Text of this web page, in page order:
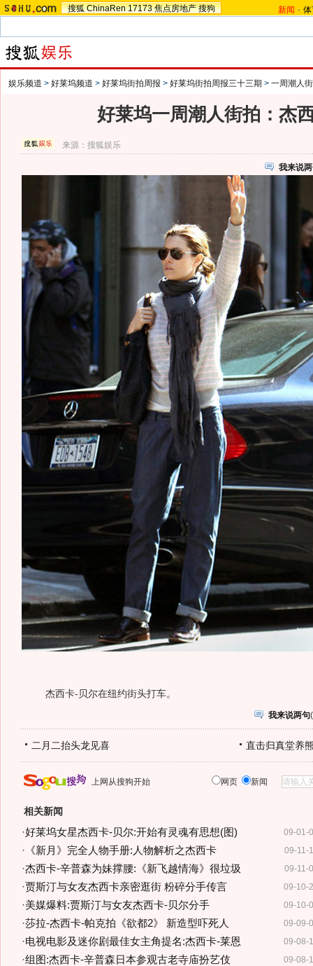
搜狐 ChinaRen 17173 焦点房地产 搜狗 新闻 -
娱乐频道 > 好莱坞频道 > 好莱坞街拍周报 > 好莱坞街拍周报三十三期 > 一周潮人
好莱坞一周潮人街拍：杰
来源：搜狐娱乐
我来说
杰西卡-贝尔在纽约街头打车。
我来说两句(
二月二抬头龙见喜 直击归真堂养
上网从搜狗开始 网页 新闻
相关新闻
09-01-
·好莱坞女星杰西卡-贝尔:开始有灵魂有思想(图)
09-11-
· 《新月》完全人物手册:人物解析之杰西卡
09-11-
·杰西卡-辛普森为妹撑腰:《新飞越情海》很垃圾
09-10-
·贾斯汀与女友杰西卡亲密逛街 粉碎分手传言
09-10-
·美媒爆料:贾斯汀与女友杰西卡-贝尔分手
09-09-
·莎拉-杰西卡-帕克拍《欲都2》 新造型吓死人
09-08-
·电视电影及迷你剧最佳女主角提名:杰西卡-莱恩
09-08-
·组图:杰西卡-辛普森日本参观古老寺庙扮艺伎